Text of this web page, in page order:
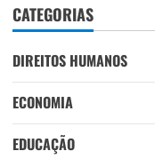
CATEGORIAS
DIREITOS HUMANOS
ECONOMIA
EDUCAÇÃO